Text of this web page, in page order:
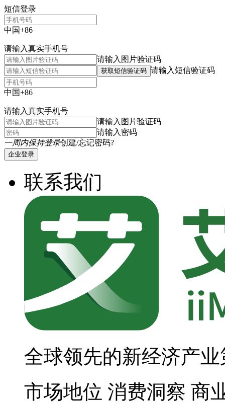
短信登录
中国+86
请输入真实手机号
请输入图片验证码
获取短信验证码 请输入短信验证码
中国+86
请输入真实手机号
请输入图片验证码
请输入密码
一周内保持登录创建/忘记密码?
企业登录
联系我们
全球领先的新经济产
市场地位 消费洞察 商